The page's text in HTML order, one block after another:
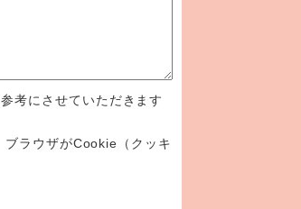
考にさせていただきます
ラウザがCookie（クッキ